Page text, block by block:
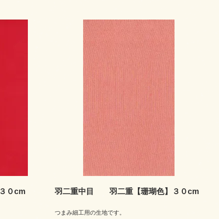
０cm 羽二重中目 羽二重【珊瑚色】３０cm
つまみ細工用の生地です。